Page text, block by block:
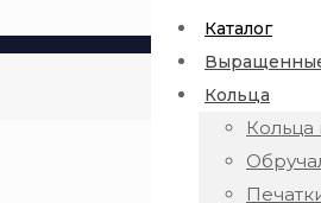
Каталог
Кольца
Кольца